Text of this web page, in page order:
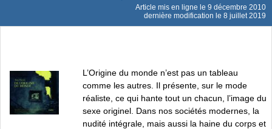
Article mis en ligne le 9 décembre 2010
dernière modification le 8 juillet 2019
L’Origine du monde n’est pas un tableau
comme les autres. Il présente, sur le mode
réaliste, ce qui hante tout un chacun, l’image du
sexe originel. Dans nos sociétés modernes, la
nudité intégrale, mais aussi la haine du corps et